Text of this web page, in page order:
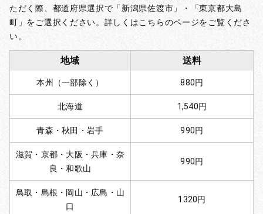
ただく際、都道府県選択で「新潟県佐渡市」・「東京都大島
町」をご選択ください。詳しくはこちらのページをご覧くださ
い。
地域 送料
本州（一部除く） 880円
北海道 1,540円
青森・秋田・岩手 990円
滋賀・京都・大阪・兵庫・奈
良・和歌山
990円
鳥取・島根・岡山・広島・山
口
1320円